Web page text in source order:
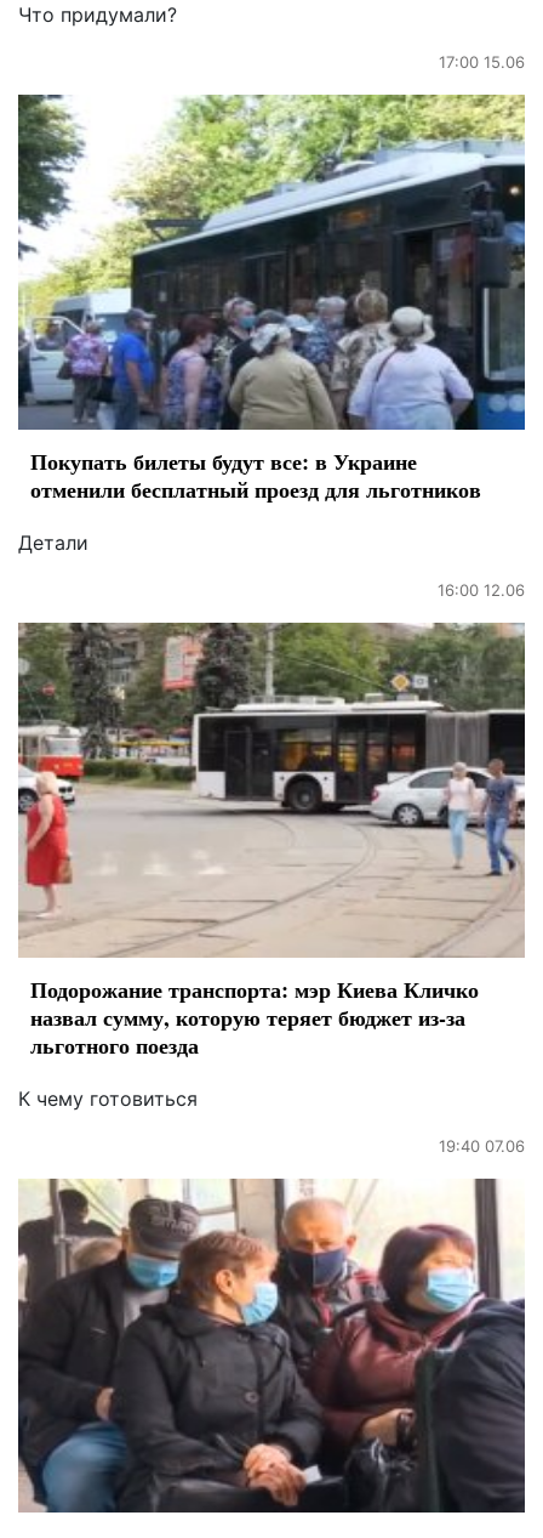
Что придумали?
17:00 15.06
Покупать билеты будут все: в Украине
отменили бесплатный проезд для льготников
Детали
16:00 12.06
Подорожание транспорта: мэр Киева Кличко
назвал сумму, которую теряет бюджет из-за
льготного поезда
К чему готовиться
19:40 07.06